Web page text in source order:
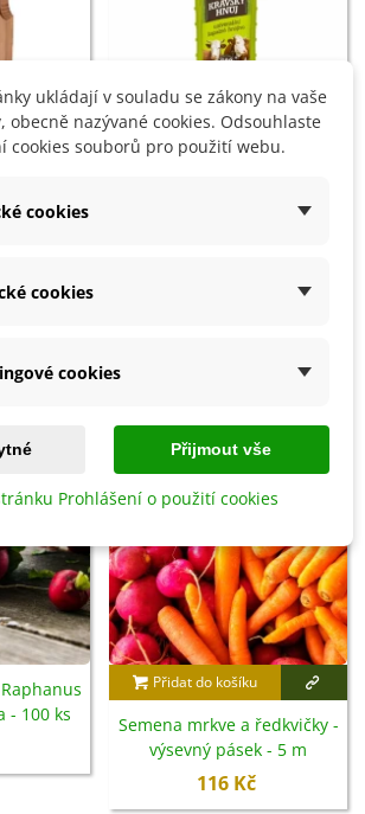
Bajin -
Hoštický hnůj kravský -
- 100 ks
Přidat do košíku
Semena mrkve a ředkvičky -
výsevný pásek - 5 m
116 Kč
ukládají v souladu se zákony na vaše
obecně nazývané cookies. Odsouhlaste
cookies souborů pro použití webu.
cookies
cookies
cookies
Přijmout vše
Prohlášení o použití cookies